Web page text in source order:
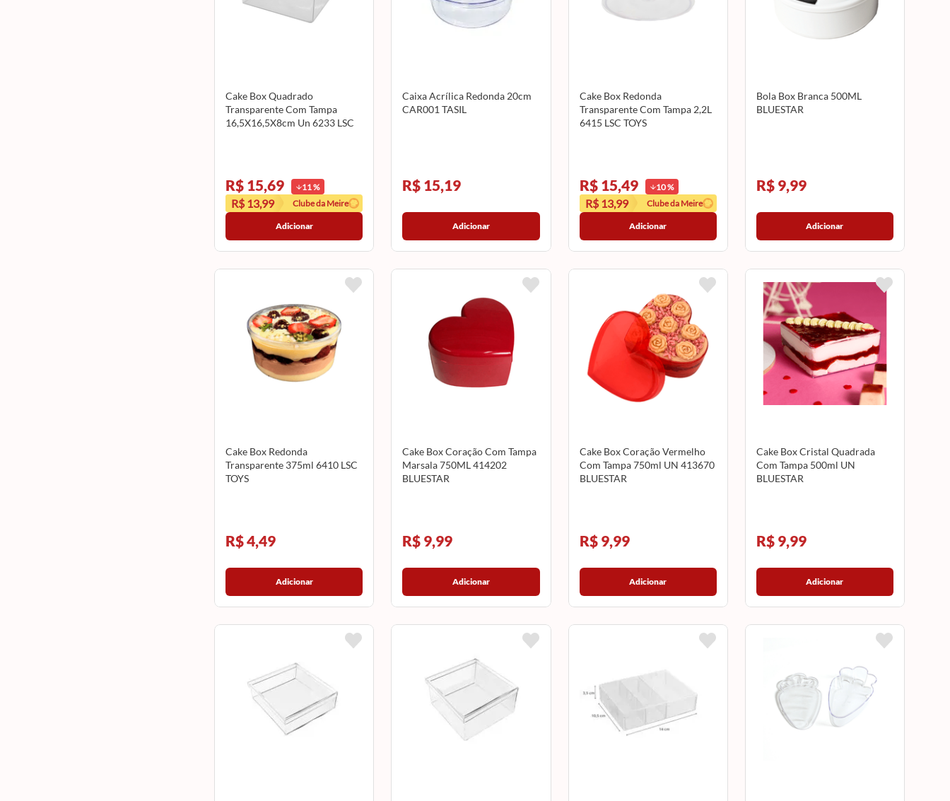
Cake Box Quadrado
Transparente Com Tampa
16,5X16,5X8cm Un 6233 LSC
R$ 15,69 11%
R$ 13,99 Clube da Meire
Adicionar
Caixa Acrílica Redonda 20cm
CAR001 TASIL
R$ 15,19
Adicionar
Cake Box Redonda
Transparente Com Tampa 2,2L
6415 LSC TOYS
R$ 15,49 10%
R$ 13,99 Clube da Meire
Adicionar
Bola Box Branca 500ML
BLUESTAR
R$ 9,99
Adicionar
Cake Box Redonda
Transparente 375ml 6410 LSC
TOYS
R$ 4,49
Adicionar
Cake Box Coração Com Tampa
Marsala 750ML 414202
BLUESTAR
R$ 9,99
Adicionar
Cake Box Coração Vermelho
Com Tampa 750ml UN 413670
BLUESTAR
R$ 9,99
Adicionar
Cake Box Cristal Quadrada
Com Tampa 500ml UN
BLUESTAR
R$ 9,99
Adicionar